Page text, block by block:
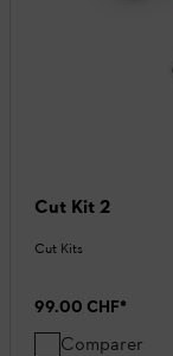
Cut Kit 2
Cut Kits
99.00 CHF*
Comparer